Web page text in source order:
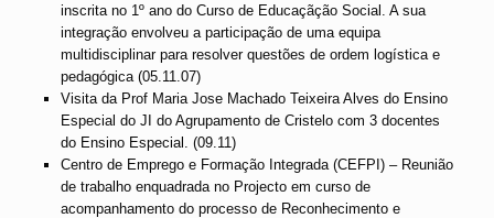
inscrita no 1º ano do Curso de Educaçãção Social. A sua
integração envolveu a participação de uma equipa
multidisciplinar para resolver questões de ordem logística e
pedagógica (05.11.07)
Visita da Prof Maria Jose Machado Teixeira Alves do Ensino
Especial do JI do Agrupamento de Cristelo com 3 docentes
do Ensino Especial. (09.11)
Centro de Emprego e Formação Integrada (CEFPI) – Reunião
de trabalho enquadrada no Projecto em curso de
acompanhamento do processo de Reconhecimento e